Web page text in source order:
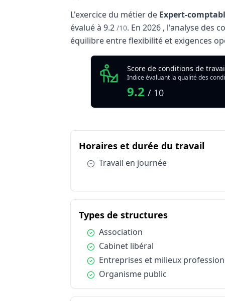
L'exercice du métier de Expert-
évalué à 9.2 /10. En 2026 , l'analyse des
équilibre entre flexibilité et exigences
Analyse des conditions de
Qualité globale de l'environnement
Score de conditions de
Indice évaluant la qualité des
9.2 / 10
Résumé des conditions
Catégorie
Horaires et durée du travail
Conditions de travail et risques
Types de structures
Types de structures
Types de structures
Types de structures
Publics spécifiques
Publics spécifiques
Statut d'emploi
Statut d'emploi
Horaires et durée du travaildu
Condition :
Travail en journée
Types de structuresdu métier
Condition :
Association
Condition :
Cabinet libéral
Condition :
Entreprises et milieux
Condition :
Organisme public